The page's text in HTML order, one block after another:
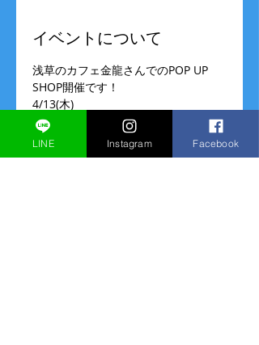
イベントについて
浅草のカフェ金龍さんでのPOP UP
SHOP開催です！
4/13(木)
10:00～16:00
金龍浅草
住所:東京都台東区浅草１丁目20-3
LINE Instagram Facebook